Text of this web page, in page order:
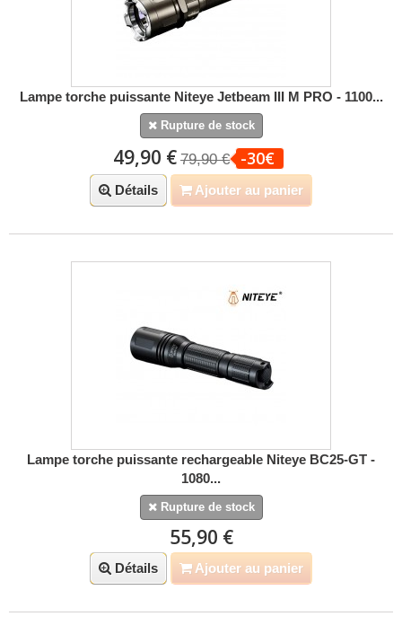
Lampe torche puissante Niteye Jetbeam III M PRO - 1100...
Rupture de stock
49,90 € 79,90 € -30€
Détails Ajouter au panier
Lampe torche puissante rechargeable Niteye BC25-GT -
1080...
Rupture de stock
55,90 €
Détails Ajouter au panier